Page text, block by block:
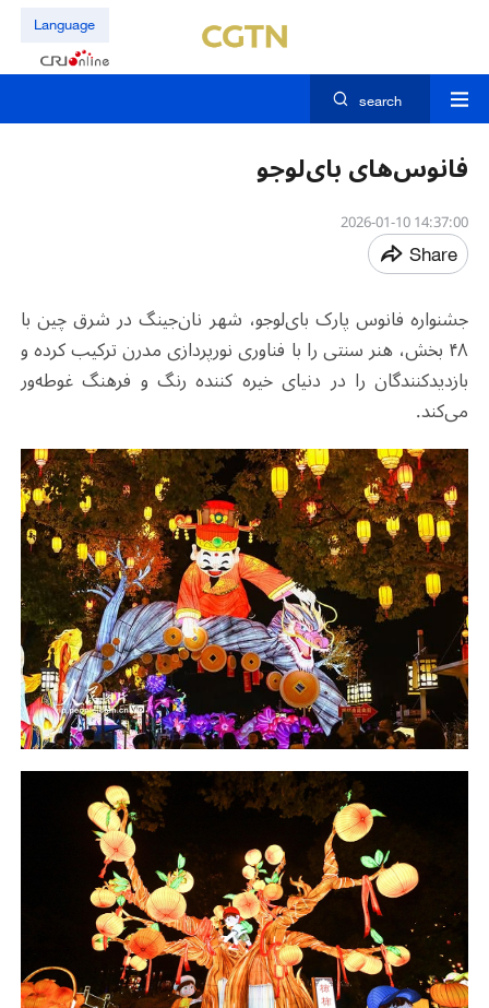
Language
search
فانوس‌های بای‌لوجو
14:37:00 2026-01-10
Share
جشنواره فانوس پارک بای‌لوجو، شهر نان‌جینگ در شرق چین با
۴۸ بخش، هنر سنتی را با فناوری نورپردازی مدرن ترکیب کرده و
بازدیدکنندگان را در دنیای خیره کننده رنگ و فرهنگ غوطه‌ور
می‌کند.